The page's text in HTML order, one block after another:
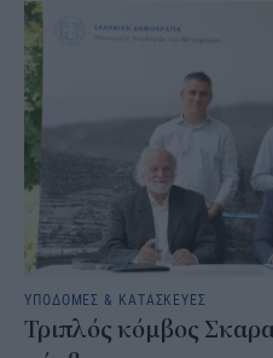
ΥΠΟΔΟΜΕΣ & ΚΑΤΑΣΚΕΥΕΣ
Τριπλός κόμβος